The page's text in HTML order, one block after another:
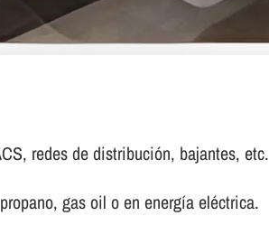
redes de distribución, bajantes, etc.
gas oil o en energí­a eléctrica.